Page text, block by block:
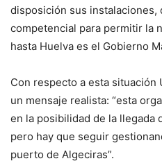
disposición sus instalaciones,
competencial para permitir la
hasta Huelva es el Gobierno
Con respecto a esta situación
un mensaje realista: “esta
en la posibilidad de la llegada
pero hay que seguir
puerto de Algeciras”.